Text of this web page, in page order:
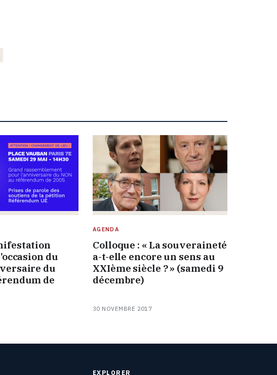
du
du
de
AGENDA
Colloque : « La souveraineté
a-t-elle encore un sens au
XXIème siècle ? » (samedi 9
décembre)
30 NOVEMBRE 2017
EXPLORER